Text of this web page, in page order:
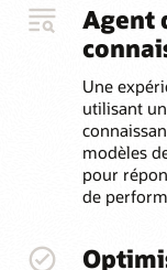
Agent
Une
utilisant
modèles
pour
de